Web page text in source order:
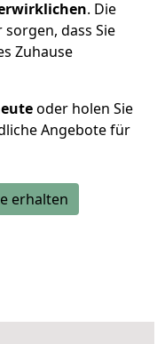
. Die
dass Sie
Zuhause
oder holen Sie
Angebote für
erhalten